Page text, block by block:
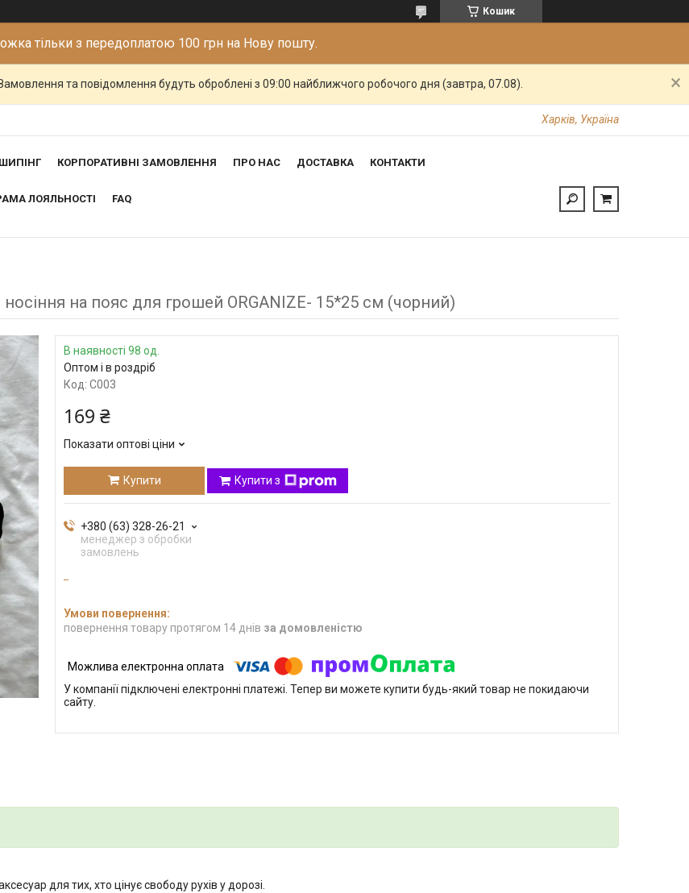
Кошик
тільки з передоплатою 100 грн на Нову пошту.
та повідомлення будуть оброблені з 09:00 найближчого робочого дня (завтра, 07.08).
Харків, Україна
КОРПОРАТИВНІ ЗАМОВЛЕННЯ ПРО НАС ДОСТАВКА КОНТАКТИ
ЛОЯЛЬНОСТІ FAQ
на пояс для грошей ORGANIZE- 15*25 см (чорний)
В наявності 98 од.
Оптом і в роздріб
Код: C003
169 ₴
Показати оптові ціни
Купити Купити з
+380 (63) 328-26-21
менеджер з обробки
замовлень
повернення товару протягом 14 днів за домовленістю
У компанії підключені електронні платежі. Тепер ви можете купити будь-який товар не покидаючи
сайту.
для тих, хто цінує свободу рухів у дорозі.